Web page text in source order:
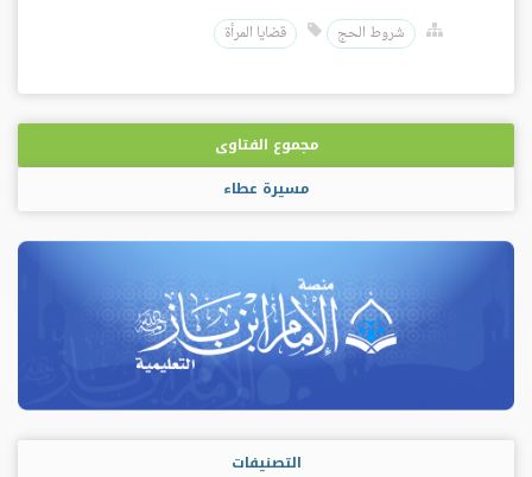
شروط الحج قضايا المرأة
مجموع الفتاوى
مسيرة عطاء
التصنيفات